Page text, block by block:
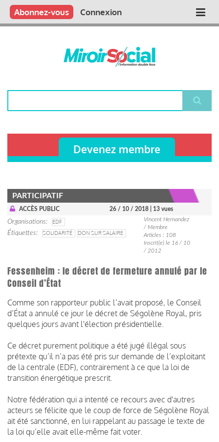
Aller
contenu
Main
Qui sommes nous ?
Vous publiez
Nous publions
Contactez-nous
Abonnez-vous Connexion
Devenez membre
PARTICIPATIF
ACCÈS PUBLIC 26 / 10 / 2018 | 13 vues
Organisations
EDF
Étiquettes
SOLIDARITÉ DON SUR SALAIRE
Vincent Hernandez
/ Membre
Articles : 108
Inscrit(e) le 16 / 10
/ 2012
Fessenheim : le décret de fermeture annulé par le
Conseil d’État
Comme son rapporteur public l’avait proposé, le Conseil
d’État a annulé ce jour le décret de Ségolène Royal, pris
quelques jours avant l'élection présidentielle.
Ce décret purement politique a été jugé illégal sous
prétexte qu’il n’a pas été pris sur demande de l’exploitant
de la centrale (EDF), contrairement à ce que la loi de
transition énergétique prescrit.
Notre fédération qui a intenté ce recours avec d'autres
acteurs se félicite que le coup de force de Ségolène Royal
ait été sanctionné, en lui rappelant au passage le texte de
la loi qu’elle avait elle-même fait voter.